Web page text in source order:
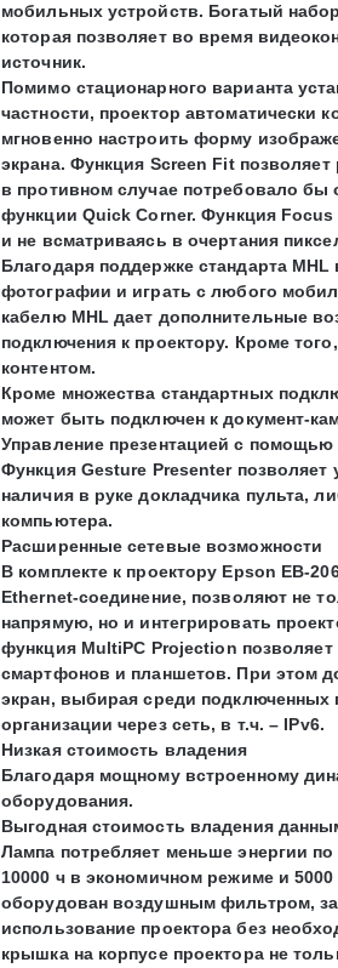
мобильных устройств. Богатый
которая позволяет во время
источник.
Помимо стационарного варианта
частности, проектор автоматически
мгновенно настроить форму
экрана. Функция Screen Fit позволяет
в противном случае потребовало
функции Quick Corner. Функция Focus
и не всматриваясь в очертания
Благодаря поддержке стандарта
фотографии и играть с любого
кабелю MHL дает дополнительные
подключения к проектору. Кроме
контентом.
Кроме множества стандартных
может быть подключен к документ-
Управление презентацией с помощью
Функция Gesture Presenter
наличия в руке докладчика пульта,
компьютера.
Расширенные сетевые возможности
В комплекте к проектору Epson EB-
Ethernet-соединение, позволяют не
напрямую, но и интегрировать
функция MultiPC Projection
смартфонов и планшетов. При этом
экран, выбирая среди подключенных
организации через сеть, в т.ч. – IPv6.
Низкая стоимость владения
Благодаря мощному встроенному
оборудования.
Выгодная стоимость владения
Лампа потребляет меньше энергии
10000 ч в экономичном режиме и
оборудован воздушным фильтром,
использование проектора без
крышка на корпусе проектора не